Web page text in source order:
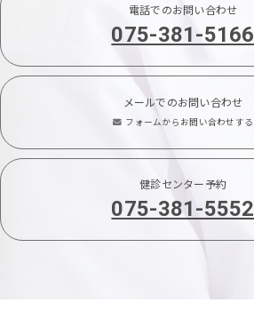
電話でのお問い合わせ
075-381-5166
メールでのお問い合わせ
フォームからお問い合わせする
健診センター予約
075-381-5552